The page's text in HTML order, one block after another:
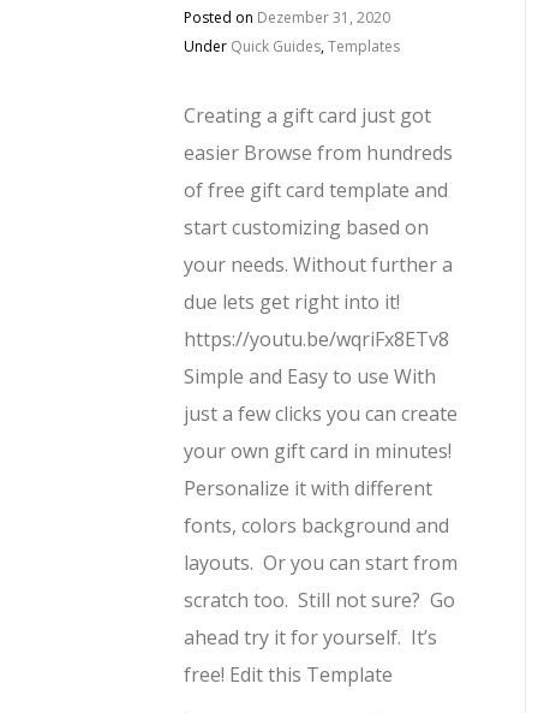
Posted on Dezember 31, 2020
Under Quick Guides,Templates
Creating a gift card just got
easier Browse from hundreds
of free gift card template and
start customizing based on
your needs. Without further a
due lets get right into it!
https://youtu.be/wqriFx8ETv8
Simple and Easy to use With
just a few clicks you can create
your own gift card in minutes!
Personalize it with different
fonts, colors background and
layouts. Or you can start from
scratch too. Still not sure? Go
ahead try it for yourself. It’s
free! Edit this Template